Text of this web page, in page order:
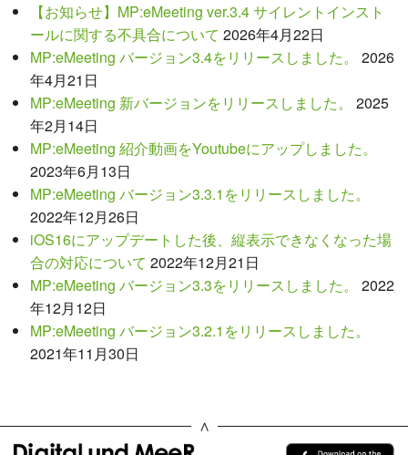
【お知らせ】MP:eMeeting ver.3.4 サイレントインスト
ールに関する不具合について 2026年4月22日
MP:eMeeting バージョン3.4をリリースしました。
2026
年4月21日
MP:eMeeting 新バージョンをリリースしました。
2025
年2月14日
MP:eMeeting 紹介動画をYoutubeにアップしました。
2023年6月13日
MP:eMeeting バージョン3.3.1をリリースしました。
2022年12月26日
iOS16にアップデートした後、縦表示できなくなった場
合の対応について 2022年12月21日
MP:eMeeting バージョン3.3をリリースしました。
2022
年12月12日
MP:eMeeting バージョン3.2.1をリリースしました。
2021年11月30日
∧